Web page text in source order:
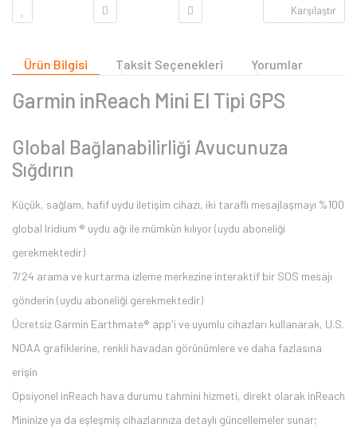
Karşılaştır
Ürün Bilgisi Taksit Seçenekleri Yorumlar
Garmin inReach Mini El Tipi GPS
Global Bağlanabilirliği Avucunuza
Sığdırın
Küçük, sağlam, hafif uydu iletişim cihazı, iki taraflı mesajlaşmayı %100
global Iridium ® uydu ağı ile mümkün kılıyor (uydu aboneliği
gerekmektedir)
7/24 arama ve kurtarma izleme merkezine interaktif bir SOS mesajı
gönderin (uydu aboneliği gerekmektedir)
Ücretsiz Garmin Earthmate® app'i ve uyumlu cihazları kullanarak, U.S.
NOAA grafiklerine, renkli havadan görünümlere ve daha fazlasına
erişin
Opsiyonel inReach hava durumu tahmini hizmeti, direkt olarak inReach
Mininize ya da eşleşmiş cihazlarınıza detaylı güncellemeler sunar;